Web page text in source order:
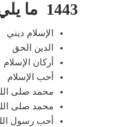
1443 ما يلي :
الإسلام ديني
الدين الحق
أركان الإسلام
أحب الإسلام
محمد صلى
محمد صلى
أحب رسول